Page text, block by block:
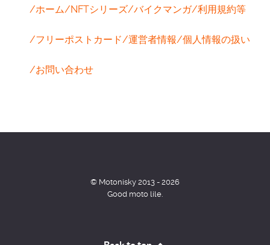
/ホーム/NFTシリーズ/バイクマンガ/利用規約等
/フリーポストカード/運営者情報/個人情報の扱い
/お問い合わせ
© Motonisky 2013 - 2026
Good moto lile.